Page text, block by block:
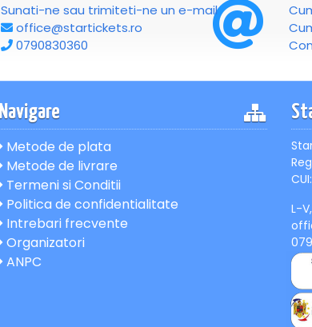
Sunati-ne sau trimiteti-ne un e-mail
office@startickets.ro
0790830360
Navigare
Metode de plata
Metode de livrare
Termeni si Conditii
Politica de confidentialitate
Intrebari frecvente
Organizatori
ANPC
L-